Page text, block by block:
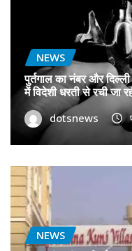
NEWS
पुर्तगाल का नंबर और
में विदेशी धरती से रची जा
dotsnews
NEWS